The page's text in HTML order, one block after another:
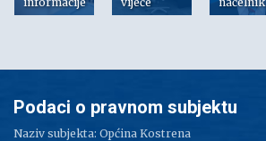
Podaci o pravnom subjektu
Naziv subjekta: Općina Kostrena